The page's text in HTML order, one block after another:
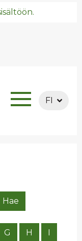
FI
Hae
G H I